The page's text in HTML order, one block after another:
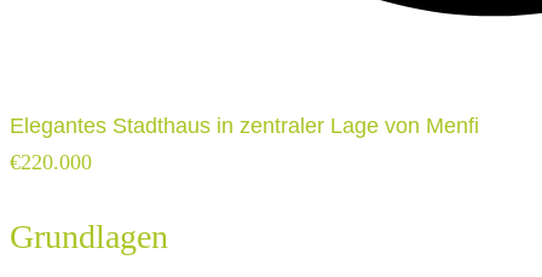
Elegantes Stadthaus in zentraler Lage von Menfi
€220.000
Grundlagen